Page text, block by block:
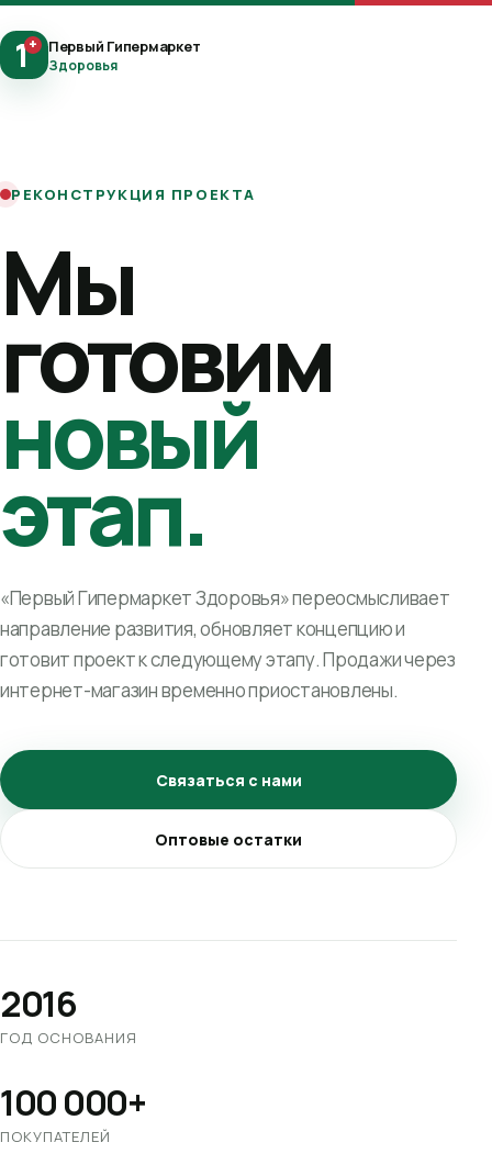
1+ Первый Гипермаркет
Здоровья
РЕКОНСТРУКЦИЯ ПРОЕКТА
Мы
готовим
новый
этап.
«Первый Гипермаркет Здоровья» переосмысливает
направление развития, обновляет концепцию и
готовит проект к следующему этапу. Продажи через
интернет-магазин временно приостановлены.
Связаться с нами
Оптовые остатки
2016
ГОД ОСНОВАНИЯ
100 000+
ПОКУПАТЕЛЕЙ